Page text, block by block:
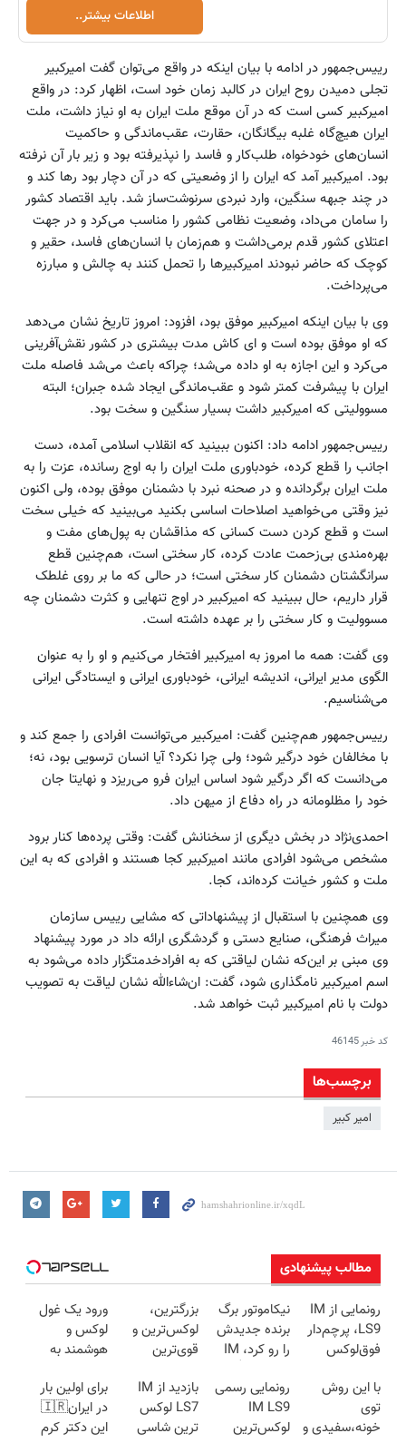
اطلاعات بیشتر..
رییس‌جمهور در ادامه با بیان اینکه در واقع می‌توان گفت امیرکبیر
تجلی دمیدن روح ایران در کالبد زمان خود است، اظهار کرد: در واقع
امیرکبیر کسی است که در آن موقع ملت ایران به او نیاز داشت،‌ ملت
ایران هیچ‌گاه غلبه‌ بیگانگان، حقارت،‌ عقب‌ماندگی و حاکمیت
انسان‌های خودخواه، طلب‌کار و فاسد را نپذیرفته بود و زیر بار آن نرفته
بود. امیرکبیر آمد که ایران را از وضعیتی که در آن دچار بود رها کند و
در چند جبهه‌ سنگین، وارد نبردی سرنوشت‌ساز شد. باید اقتصاد کشور
را سامان می‌داد، وضعیت نظامی کشور را مناسب می‌کرد و در جهت
اعتلای کشور قدم برمی‌داشت و هم‌زمان با انسان‌های فاسد، حقیر و
کوچک که حاضر نبودند امیرکبیرها را تحمل کنند به چالش و مبارزه
می‌پرداخت.
وی با بیان اینکه امیرکبیر موفق بود، افزود: امروز تاریخ نشان می‌دهد
که او موفق بوده است و ای کاش مدت بیشتری در کشور نقش‌آفرینی
می‌کرد و این اجازه به او داده می‌شد؛‌ چراکه باعث می‌شد فاصله‌ ملت
ایران با پیشرفت کمتر شود و عقب‌ماندگی ایجاد شده جبران؛ البته
مسوولیتی که امیرکبیر داشت بسیار سنگین و سخت بود.
رییس‌جمهور ادامه داد:‌ اکنون ببینید که انقلاب اسلامی آمده، دست
اجانب را قطع کرده، ‌خودباوری ملت ایران را به اوج رسانده، عزت را به
ملت ایران برگردانده و در صحنه‌ نبرد با دشمنان موفق بوده، ولی اکنون
نیز وقتی می‌خواهید اصلاحات اساسی بکنید می‌بینید که خیلی سخت
است و قطع کردن دست‌ کسانی که مذاقشان به پول‌های مفت و
بهره‌مندی بی‌زحمت عادت کرده‌، کار سختی است، هم‌چنین قطع
سرانگشتان دشمنان کار سختی است؛ در حالی که ما بر روی غلطک
قرار داریم، حال ببینید که امیرکبیر در اوج تنهایی و کثرت دشمنان چه
مسوولیت و کار سختی را بر عهده داشته است.
وی گفت: همه ما امروز به امیرکبیر افتخار می‌کنیم و او را به عنوان
الگوی مدیر ایرانی، اندیشه ایرانی، خودباوری ایرانی و ایستادگی ایرانی
می‌شناسیم.
رییس‌جمهور هم‌چنین گفت: امیرکبیر می‌توانست افرادی را جمع کند و
با مخالفان خود درگیر شود؛ ولی چرا نکرد؟ آیا انسان ترسویی بود، نه؛
می‌دانست که اگر درگیر شود اساس ایران فرو می‌ریزد و نهایتا جان
خود را مظلومانه در راه دفاع از میهن داد.
احمدی‌نژاد در بخش دیگری از سخنانش گفت: وقتی پرده‌ها کنار برود
مشخص می‌شود افرادی مانند امیرکبیر کجا هستند و افرادی که به این
ملت و کشور خیانت کرده‌اند، کجا.
وی همچنین با استقبال از پیشنهاداتی که مشایی رییس سازمان
میراث فرهنگی، صنایع دستی و گردشگری ارائه داد در مورد پیشنهاد
وی مبنی بر این‌که نشان لیاقتی که به افرادخدمتگزار داده می‌شود به
اسم امیرکبیر نامگذاری ‌شود، گفت: ان‌شاءالله نشان لیاقت به تصویب
دولت با نام امیرکبیر ثبت خواهد شد.
کد خبر46145
برچسب‌ها
امیر کبیر
مطالب پیشنهادی
رونمایی از IM
LS9، پرچم‌دار
فوق‌لوکس
ایران شد
نیکاموتور برگ
برنده جدیدش
را رو کرد، IM
بازار ایران شد
بزرگترین،
لوکس‌ترین و
قوی‌ترین
EREV در در
ایران رونمایی
شد
ورود یک غول
لوکس و
هوشمند به
رسماً رونمایی
شد
با این روش
توی
خونه،سفیدی و
رونمایی رسمی
IM LS9
لوکس‌ترین
بازدید از IM
LS7 لوکس
ترین شاسی
برای اولین بار
در ایران🇮🇷
این دکتر کرم